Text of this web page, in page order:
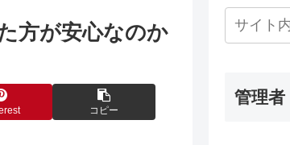
方が安心なのか
コピー
管理者